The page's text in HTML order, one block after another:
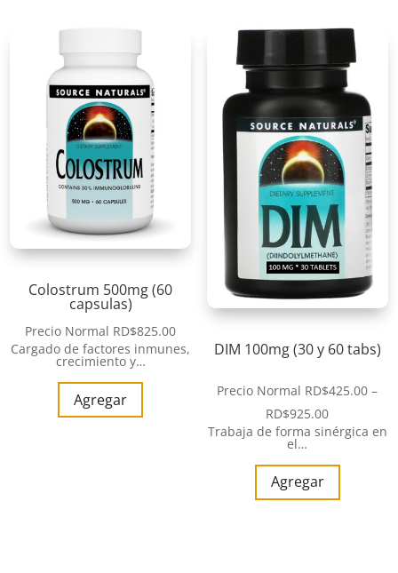
Colostrum 500mg (60
capsulas)
Precio Normal RD$825.00
Cargado de factores inmunes,
crecimiento y…
Agregar
DIM 100mg (30 y 60 tabs)
Precio Normal RD$425.00 –
RD$925.00
Trabaja de forma sinérgica en
el…
Agregar